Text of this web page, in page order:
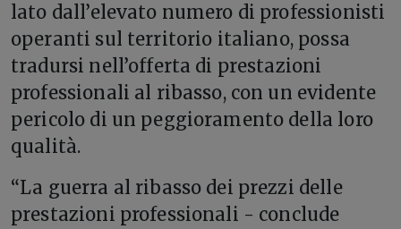
lato dall’elevato numero di professionisti
operanti sul territorio italiano, possa
tradursi nell’offerta di prestazioni
professionali al ribasso, con un evidente
pericolo di un peggioramento della loro
qualità.
“La guerra al ribasso dei prezzi delle
prestazioni professionali - conclude